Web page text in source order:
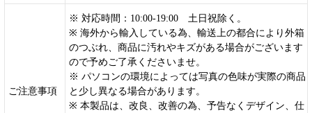
ご注意事項
※ 対応時間：10:00-19:00 土日祝除く。
※ 海外から輸入している為、輸送上の都合により外箱
のつぶれ、商品に汚れやキズがある場合がございます
ので予めご了承くださいませ。
※ パソコンの環境によっては写真の色味が実際の商品
と少し異なる場合があります。
※ 本製品は、改良、改善の為、予告なくデザイン、仕